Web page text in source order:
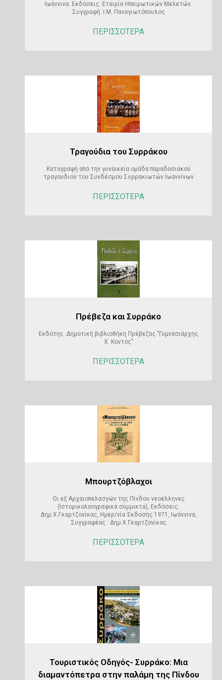
Ιωάννινα. Εκδόσεις: Εταιρία Ηπειρωτικών Μελετών.
Συγγραφή: Ι.Μ. Παναγιωτόπουλος
ΠΕΡΙΣΣΟΤΕΡΑ
Τραγούδια του Συρράκου
Καταγραφή από την γυναικεία ομάδα παραδοσιακού
τραγουδιού του Συνδέσμου Συρρακιωτών Ιωαννίνων
ΠΕΡΙΣΣΟΤΕΡΑ
Πρέβεζα και Συρράκο
Εκδότης: Δημοτική βιβλιοθήκη Πρέβεζας "Γυμνασιάρχης
Χ. Κοντός"
ΠΕΡΙΣΣΟΤΕΡΑ
Μπουρτζόβλαχοι
Οι εξ Αρχαιοπελασγών της Πίνδου νεοέλληνες
(Ιστορικολαογραφικά σύμμικτα), Εκδόσεις:
Δημ.Χ.Γκαρτζονίκας, Ημερ/νία Έκδοσης:1971, Ιωάννινα,
Συγγραφέας : Δημ.Χ.Γκαρτζονίκας
ΠΕΡΙΣΣΟΤΕΡΑ
Τουριστικός Οδηγός- Συρράκο: Μια
διαμαντόπετρα στην παλάμη της Πίνδου